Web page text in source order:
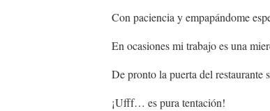
Con paciencia y empapándome
En ocasiones mi trabajo es una
De pronto la puerta del restaurante
¡Ufff… es pura tentación!